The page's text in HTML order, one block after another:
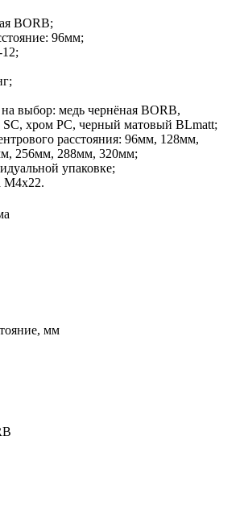
BORB;
96мм;
на выбор: медь чернёная BORB,
хром PC, черный матовый BLmatt;
расстояния: 96мм, 128мм,
256мм, 288мм, 320мм;
упаковке;
М4х22.
мм